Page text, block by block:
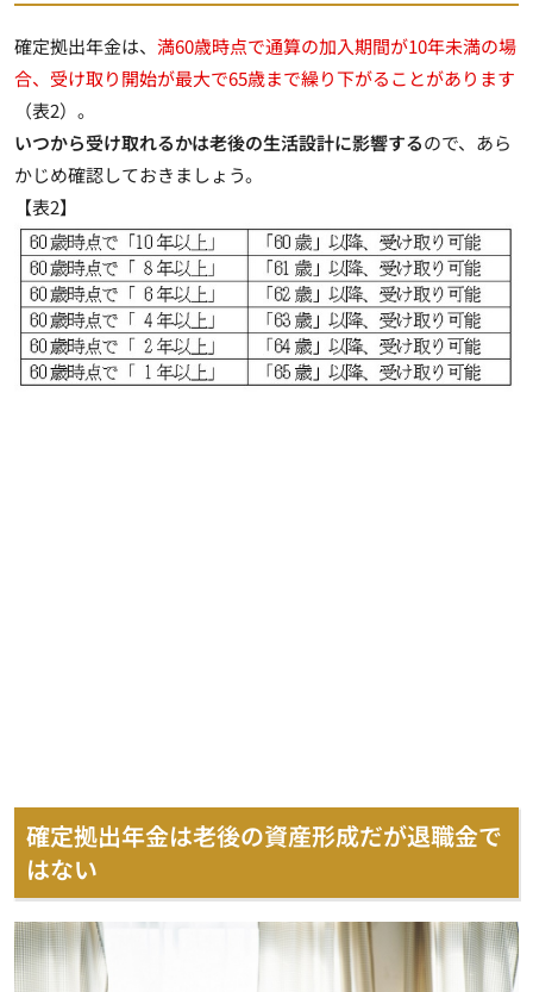
確定拠出年金は、 満60歳時点で通算の加入期間が10年未満の場
合、受け取り開始が最大で65歳まで繰り下がることがあります
（表2）。
いつから受け取れるかは老後の生活設計に影響するので、あら
かじめ確認しておきましょう。
【表2】
確定拠出年金は老後の資産形成だが退職金で
はない